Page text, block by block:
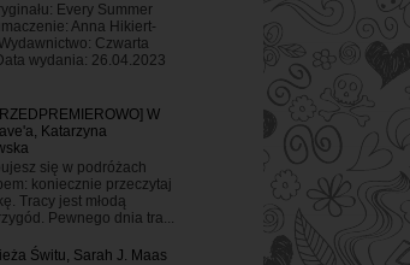
Every Summer
Anna Hikiert-
Czwarta
wydania: 26.04.2023
W
Katarzyna
się w podróżach
koniecznie przeczytaj
Tracy jest młodą
Pewnego dnia tra...
Świtu, Sarah J. Maas